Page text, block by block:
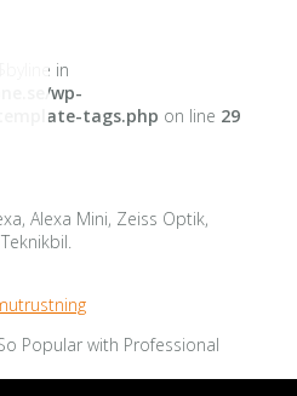
in
wp-
tags.php on line 29
Alexa Mini, Zeiss Optik,
Popular with Professional